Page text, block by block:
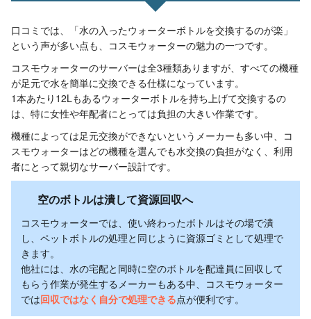
口コミでは、「水の入ったウォーターボトルを交換するのが楽」
という声が多い点も、コスモウォーターの魅力の一つです。
コスモウォーターのサーバーは全3種類ありますが、すべての機種
が足元で水を簡単に交換できる仕様になっています。
1本あたり12Lもあるウォーターボトルを持ち上げて交換するの
は、特に女性や年配者にとっては負担の大きい作業です。
機種によっては足元交換ができないというメーカーも多い中、コ
スモウォーターはどの機種を選んでも水交換の負担がなく、利用
者にとって親切なサーバー設計です。
空のボトルは潰して資源回収へ
コスモウォーターでは、使い終わったボトルはその場で潰
し、ペットボトルの処理と同じように資源ゴミとして処理で
きます。
他社には、水の宅配と同時に空のボトルを配達員に回収して
もらう作業が発生するメーカーもある中、コスモウォーター
では回収ではなく自分で処理できる点が便利です。